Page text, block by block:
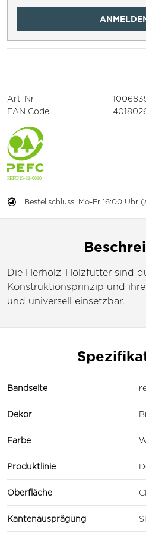
Bestellschluss: Mo-Fr 16:00 Uhr
Art-Nr
EAN Code
Die Herholz-Holzfutter sind
Konstruktionsprinzip und
und universell einsetzbar.
Bandseite
Dekor
Farbe
Produktlinie
Oberfläche
Kantenausprägung